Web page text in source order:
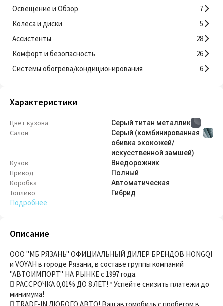
Освещение и Обзор
7
Колёса и диски
5
Ассистенты
28
Комфорт и безопасность
26
Системы обогрева/кондиционирования
6
Характеристики
Цвет кузова Серый титан металлик
Салон
Серый (комбинированная
обивка экокожей/
искусственной замшей)
Кузов Внедорож­ник
Привод Полный
Коробка Автоматическая
Топливо Гибрид
Подробнее
Описание
ООО "МБ РЯЗАНЬ" ОФИЦИАЛЬНЫЙ ДИЛЕР БРЕНДОВ HONGQI
и VOYAH в городе Рязани, в составе группы компаний
"АВТОИМПОРТ" НА РЫНКЕ с 1997 года.
 РАССРОЧКА 0,01% ДО 8 ЛЕТ! * Успейте снизить платежи до
минимума!
 ТRАDЕ-IN ЛЮБОГО АВТО! Ваш автомобиль с пробегом в